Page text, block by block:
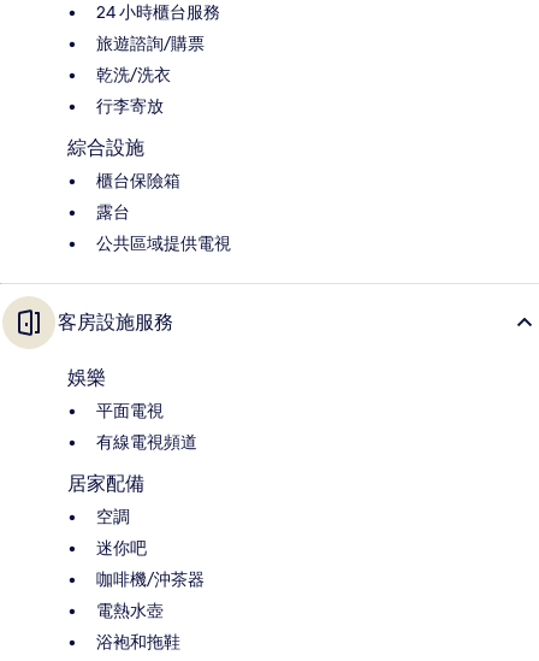
24 小時櫃台服務
旅遊諮詢/購票
乾洗/洗衣
行李寄放
綜合設施
櫃台保險箱
露台
公共區域提供電視
客房設施服務
娛樂
平面電視
有線電視頻道
居家配備
空調
迷你吧
咖啡機/沖茶器
電熱水壺
浴袍和拖鞋